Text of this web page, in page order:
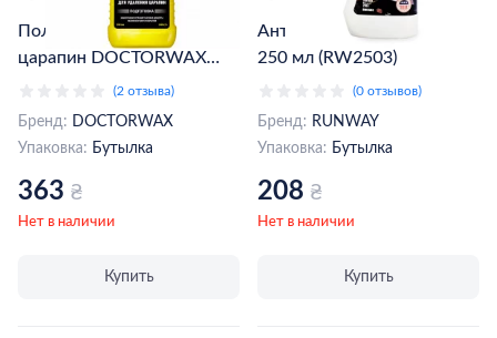
Полироль для удаления
царапин DOCTORWAX
300 мл (DW8275)
(2 отзыва)
Бренд: DOCTORWAX
Упаковка: Бутылка
363 ₴
Нет в наличии
Купить
Антицарапин RUNWAY
250 мл (RW2503)
(0 отзывов)
Бренд: RUNWAY
Упаковка: Бутылка
208 ₴
Нет в наличии
Купить